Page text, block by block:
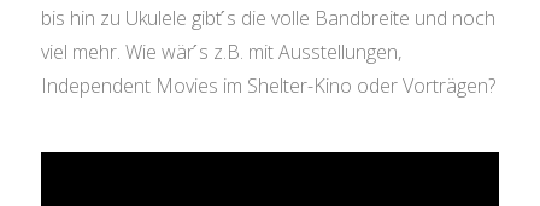
bis hin zu Ukulele gibt ́s die volle Bandbreite und noch
viel mehr. Wie wär ́s z.B. mit Ausstellungen,
Independent Movies im Shelter-Kino oder Vorträgen?